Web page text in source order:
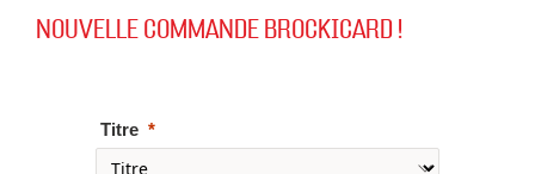
NOUVELLE COMMANDE BROCKICARD !
Titre